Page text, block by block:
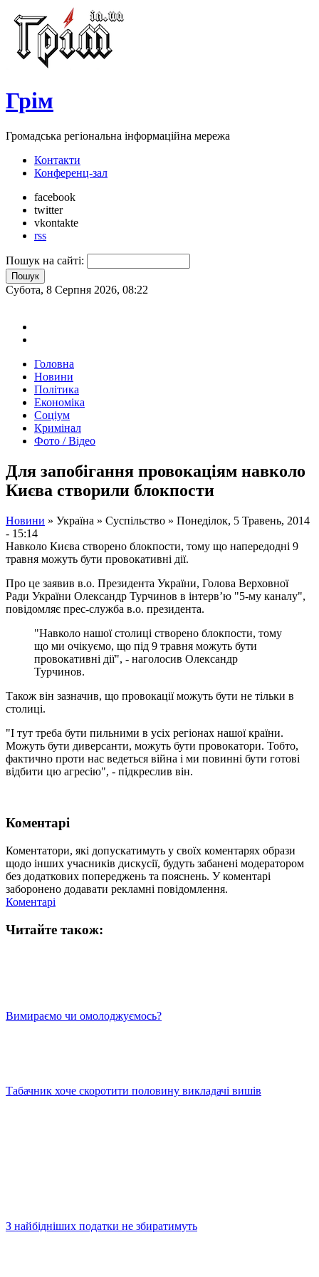
Грім
Громадська регіональна інформаційна мережа
Контакти
Конференц-зал
facebook
twitter
vkontakte
rss
Пошук на сайті:
Субота, 8 Серпня 2026, 08:22
Головна
Новини
Політика
Економіка
Соціум
Кримінал
Фото / Відео
Для запобігання провокаціям навколо
Києва створили блокпости
Новини » Україна » Суспільство » Понеділок, 5 Травень, 2014
- 15:14
Навколо Києва створено блокпости, тому що напередодні 9
травня можуть бути провокативні дії.
Про це заявив в.о. Президента України, Голова Верховної
Ради України Олександр Турчинов в інтерв’ю "5-му каналу",
повідомляє прес-служба в.о. президента.
"Навколо нашої столиці створено блокпости, тому
що ми очікуємо, що під 9 травня можуть бути
провокативні дії", - наголосив Олександр
Турчинов.
Також він зазначив, що провокації можуть бути не тільки в
столиці.
"І тут треба бути пильними в усіх регіонах нашої країни.
Можуть бути диверсанти, можуть бути провокатори. Тобто,
фактично проти нас ведеться війна і ми повинні бути готові
відбити цю агресію", - підкреслив він.
Коментарі
Коментатори, які допускатимуть у своїх коментарях образи
щодо інших учасників дискусії, будуть забанені модератором
без додаткових попереджень та пояснень. У коментарі
заборонено додавати рекламні повідомлення.
Коментарі
Читайте також:
Вимираємо чи омолоджуємось?
Табачник хоче скоротити половину викладачі вишів
З найбідніших податки не збиратимуть